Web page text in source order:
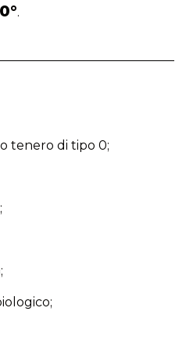
.
tenero di tipo 0;